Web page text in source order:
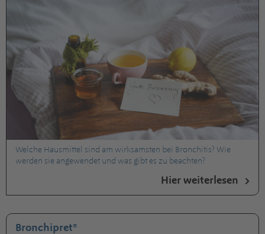
Welche Hausmittel sind am wirksamsten bei Bronchitis? Wie
werden sie angewendet und was gibt es zu beachten?
Hier weiterlesen
Bronchipret®